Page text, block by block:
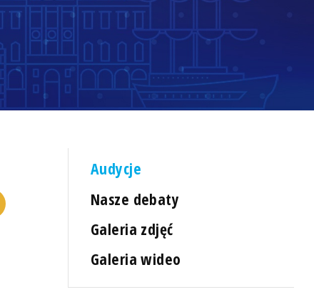
Audycje
Nasze debaty
Galeria zdjęć
Galeria wideo